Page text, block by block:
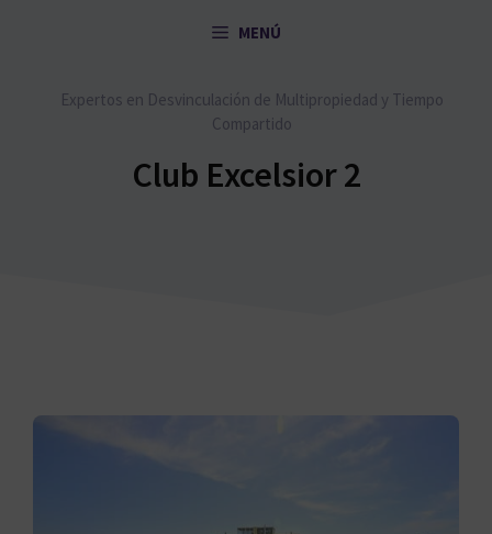
MENÚ
Expertos en Desvinculación de Multipropiedad y Tiempo
Compartido
Club Excelsior 2